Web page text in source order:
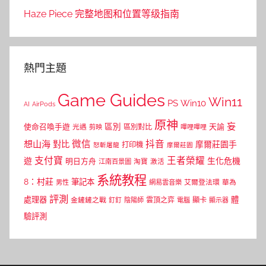
Haze Piece 完整地图和位置等级指南
熱門主題
AI AirPods Game Guides PS Win10 Win11
使命召喚手遊 光遇 剪映 區別 區別對比 原神 嗶哩嗶哩 天諭 妄
想山海 對比 微信 怒斬屠龍 打印機 抖音 摩爾莊園 摩爾莊園手
遊 支付寶 明日方舟 江南百景圖 淘寶 激活 王者榮耀 生化危機
8：村莊 男性 筆記本 系統教程 網易雲音樂 艾爾登法環 華為
處理器 評測 金鏟鏟之戰 釘釘 陰陽師 雲頂之弈 電腦 顯卡 顯示器 體
驗評測